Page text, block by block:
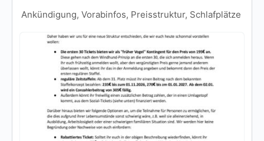
Ankündigung, Vorabinfos, Preisstruktur, Schlafplätze